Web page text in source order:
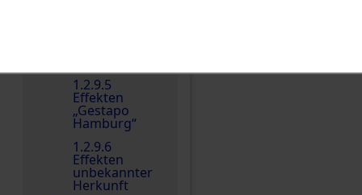
1.2.9.5
Effekten
„Gestapo
Hamburg“
1.2.9.6
Effekten
unbekannter
Herkunft